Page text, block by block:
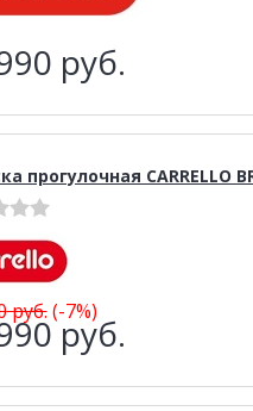
руб.
прогулочная CARRELLO
руб.(-7%)
руб.